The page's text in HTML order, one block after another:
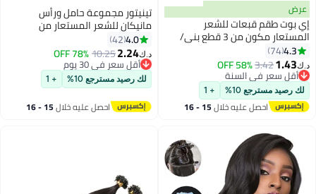
للشعر
المستعار مكون من 3 قطع بني/
+ 1
خلال 15 - 16
تينيتور مجموعة حامل ورأس
مانيكان للشعر المستعار من
قطعتين أسود/فضي
4.0
42
78% OFF
لك رصيد مسترجع 10% + 1
احصل عليه خلال 15 - 16